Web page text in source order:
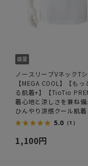
ノースリーブVネックT
【MEGA COOL】【もっ
る肌着+】【TioTio
【涼】
着心地と涼しさを兼ね備
ひんやり涼感クール肌着
5.0 （1）
1,100円